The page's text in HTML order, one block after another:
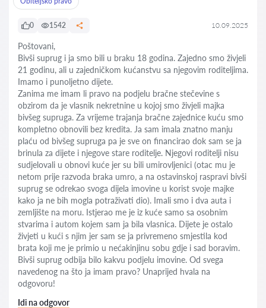
0 1542 10.09.2025
Poštovani,
Bivši suprug i ja smo bili u braku 18 godina. Zajedno smo živjeli
21 godinu, ali u zajedničkom kućanstvu sa njegovim roditeljima.
Imamo i punoljetno dijete.
Zanima me imam li pravo na podjelu bračne stečevine s
obzirom da je vlasnik nekretnine u kojoj smo živjeli majka
bivšeg supruga. Za vrijeme trajanja bračne zajednice kuću smo
kompletno obnovili bez kredita. Ja sam imala znatno manju
plaću od bivšeg supruga pa je sve on financirao dok sam se ja
brinula za dijete i njegove stare roditelje. Njegovi roditelji nisu
sudjelovali u obnovi kuće jer su bili umirovljenici (otac mu je
netom prije razvoda braka umro, a na ostavinskoj raspravi bivši
suprug se odrekao svoga dijela imovine u korist svoje majke
kako ja ne bih mogla potraživati dio). Imali smo i dva auta i
zemljište na moru. Istjerao me je iz kuće samo sa osobnim
stvarima i autom kojem sam ja bila vlasnica. Dijete je ostalo
živjeti u kući s njim jer sam se ja privremeno smjestila kod
brata koji me je primio u nećakinjinu sobu gdje i sad boravim.
Bivši suprug odbija bilo kakvu podjelu imovine. Od svega
navedenog na što ja imam pravo? Unaprijed hvala na
odgovoru!
Idi na odgovor